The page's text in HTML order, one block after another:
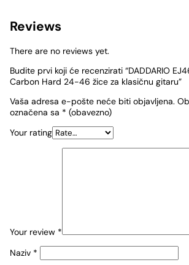
Reviews
There are no reviews yet.
Budite prvi koji će recenzirati “DADDARIO
Carbon Hard 24-46 žice za klasičnu gitaru”
Vaša adresa e-pošte neće biti objavljena.
označena sa * (obavezno)
Your rating
Your review *
Naziv *